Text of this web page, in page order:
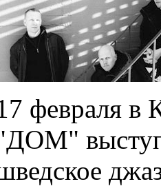
февраля в